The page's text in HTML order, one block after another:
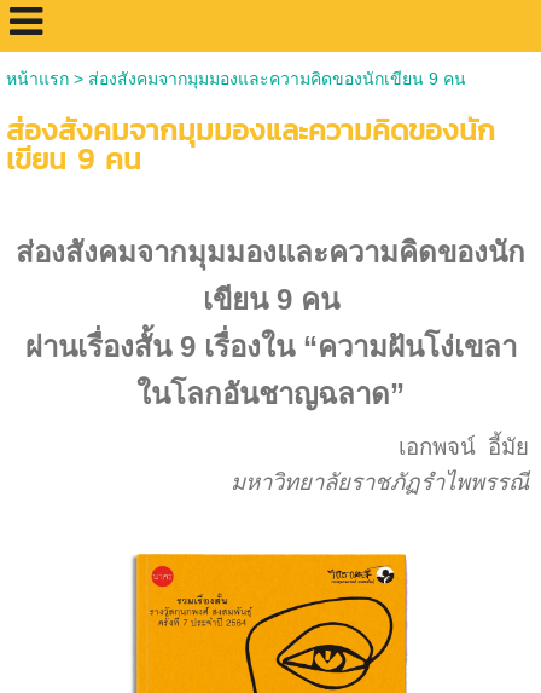
หน้าแรก> ส่องสังคมจากมุมมองและความคิดของนักเขียน 9 คน
ส่องสังคมจากมุมมองและความคิดของนัก
เขียน 9 คน
ส่องสังคมจากมุมมองและความคิดของนัก
เขียน 9 คน
ผ่านเรื่องสั้น 9 เรื่องใน “ความฝันโง่เขลา
ในโลกอันชาญฉลาด”
เอกพจน์ อี้มัย
มหาวิทยาลัยราชภัฏรำไพพรรณี